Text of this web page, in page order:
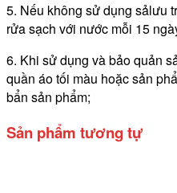
5. Nếu không sử dụng sảlưu
rửa sạch với nước mỗi 15
6. Khi sử dụng và bảo quản
quần áo tối màu hoặc sản
bẩn sản phẩm;
Sản phẩm tương tự